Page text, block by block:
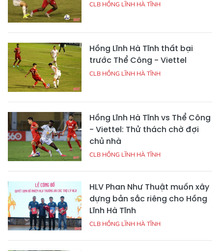
CLB HỒNG LĨNH HÀ TĨNH
Hồng Lĩnh Hà Tĩnh thất bại
trước Thể Công - Viettel
CLB HỒNG LĨNH HÀ TĨNH
Hồng Lĩnh Hà Tĩnh vs Thể Công
- Viettel: Thử thách chờ đợi
chủ nhà
CLB HỒNG LĨNH HÀ TĨNH
HLV Phan Như Thuật muốn xây
dựng bản sắc riêng cho Hồng
Lĩnh Hà Tĩnh
CLB HỒNG LĨNH HÀ TĨNH